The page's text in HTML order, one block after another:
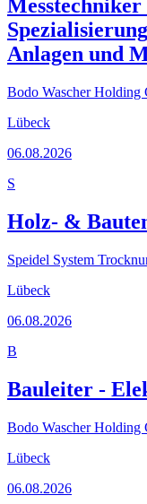
Anlagen und
Bodo Wascher
Lübeck
06.08.2026
S
Holz- &
Speidel System
Lübeck
06.08.2026
B
Bauleiter -
Bodo Wascher
Lübeck
06.08.2026